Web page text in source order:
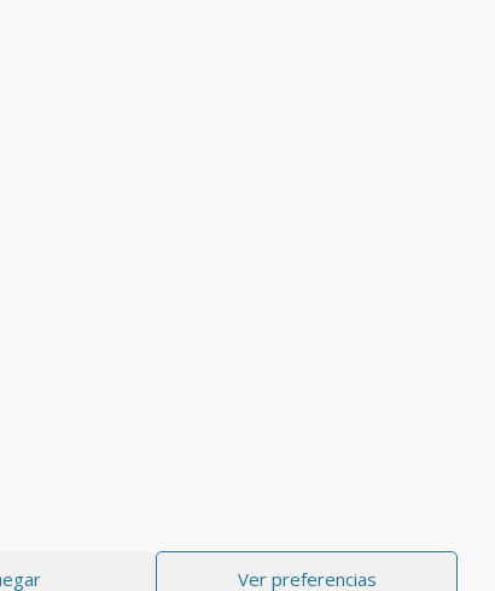
Ver preferencias